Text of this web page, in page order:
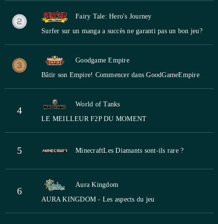
Fairy Tale: Hero's Journey
Surfer sur un manga a succès ne garanti pas un bon jeu?
Goodgame Empire
Bâtir son Empire! Commencer dans GoodGameEmpire
4
World of Tanks
LE MEILLEUR F2P DU MOMENT
5 MinecraftLes Diamants sont-ils rare ?
6
Aura Kingdom
AURA KINGDOM - Les aspects du jeu